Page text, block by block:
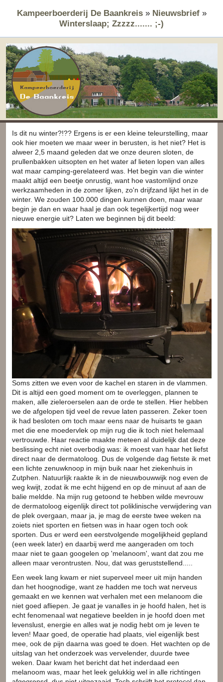
Kampeerboerderij De Baankreis» Nieuwsbrief»
Winterslaap; Zzzzz....... ;-)
Is dit nu winter?!?? Ergens is er een kleine teleurstelling, maar
ook hier moeten we maar weer in berusten, is het niet? Het is
alweer 2,5 maand geleden dat we onze deuren sloten, de
prullenbakken uitsopten en het water af lieten lopen van alles
wat maar camping-gerelateerd was. Het begin van die winter
maakt altijd een beetje onrustig, want hoe vastomlijnd onze
werkzaamheden in de zomer lijken, zo'n drijfzand lijkt het in de
winter. We zouden 100.000 dingen kunnen doen, maar waar
begin je dan en waar haal je dan ook tegelijkertijd nog weer
nieuwe energie uit? Laten we beginnen bij dit beeld:
Soms zitten we even voor de kachel en staren in de vlammen.
Dit is altijd een goed moment om te overleggen, plannen te
maken, alle zieleroerselen aan de orde te stellen. Hier hebben
we de afgelopen tijd veel de revue laten passeren. Zeker toen
ik had besloten om toch maar eens naar de huisarts te gaan
met die ene moedervlek op mijn rug die ik toch niet helemaal
vertrouwde. Haar reactie maakte meteen al duidelijk dat deze
beslissing echt niet overbodig was: ik moest van haar het liefst
direct naar de dermatoloog. Dus de volgende dag fietste ik met
een lichte zenuwknoop in mijn buik naar het ziekenhuis in
Zutphen. Natuurlijk raakte ik in de nieuwbouwwijk nog even de
weg kwijt, zodat ik me echt hijgend en op de minuut af aan de
balie meldde. Na mijn rug getoond te hebben wilde mevrouw
de dermatoloog eigenlijk direct tot poliklinische verwijdering van
de plek overgaan, maar ja, je mag de eerste twee weken na
zoiets niet sporten en fietsen was in haar ogen toch ook
sporten. Dus er werd een eerstvolgende mogelijkheid gepland
(een week later) en daarbij werd me aangeraden om toch
maar niet te gaan googelen op 'melanoom', want dat zou me
alleen maar verontrusten. Nou, dat was geruststellend.....
Een week lang kwam er niet superveel meer uit mijn handen
dan het hoognodige, want ze hadden me toch wat nerveus
gemaakt en we kennen wat verhalen met een melanoom die
niet goed afliepen. Je gaat je vanalles in je hoofd halen, het is
echt fenomenaal wat negatieve beelden in je hoofd doen met
levenslust, energie en alles wat je nodig hebt om je leven te
leven! Maar goed, de operatie had plaats, viel eigenlijk best
mee, ook de pijn daarna was goed te doen. Het wachten op de
uitslag van het onderzoek was vervelender, duurde twee
weken. Daar kwam het bericht dat het inderdaad een
melanoom was, maar het leek gelukkig wel in alle richtingen